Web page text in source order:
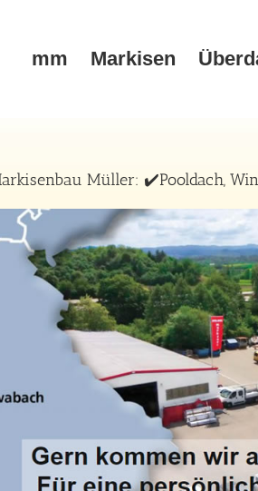
mm Markisen
Müller: ✔️Pooldach,